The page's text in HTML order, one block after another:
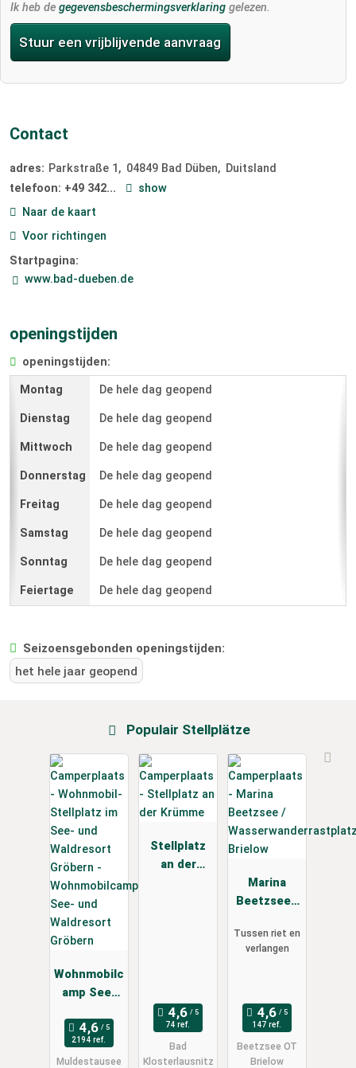
Ik heb de gegevensbeschermingsverklaring gelezen.
Stuur een vrijblijvende aanvraag
Contact
adres: Parkstraße 1 04849 Bad Düben
Duitsland
telefoon: +49 342...
show
Naar de kaart
Voor richtingen
Startpagina:
www.bad-dueben.de
openingstijden
openingstijden:
De hele dag geopend
De hele dag geopend
De hele dag geopend
De hele dag geopend
De hele dag geopend
De hele dag geopend
De hele dag geopend
De hele dag geopend
Seizoensgebonden openingstijden:
het hele jaar geopend
Populair Stellplätze
Wohnmobilc
amp See-
Waldresort
Gröbern
2194 ref.
Muldestausee
Stellplatz
an der
74 ref.
Bad
Klosterlausnitz
Marina
Beetzsee /
errastplatz
Brielow
Tussen riet en
verlangen
147 ref.
Beetzsee OT
Brielow